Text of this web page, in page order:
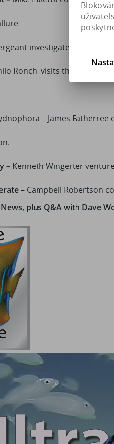
investigates the
Ronchi visits the stunning
– James
– Kenneth Wingerter
– Campbell Robertson
plus Q&A with Dave